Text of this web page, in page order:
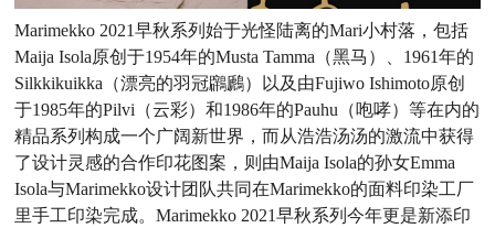
Marimekko 2021早秋系列始于光怪陆离的Mari小村落，包括
Maija Isola原创于1954年的Musta Tamma（黑马）、1961年的
Silkkikuikka（漂亮的羽冠鸊鷉）以及由Fujiwo Ishimoto原创
于1985年的Pilvi（云彩）和1986年的Pauhu（咆哮）等在内的
精品系列构成一个广阔新世界，而从浩浩汤汤的激流中获得
了设计灵感的合作印花图案，则由Maija Isola的孙女Emma
Isola与Marimekko设计团队共同在Marimekko的面料印染工厂
里手工印染完成。Marimekko 2021早秋系列今年更是新添印